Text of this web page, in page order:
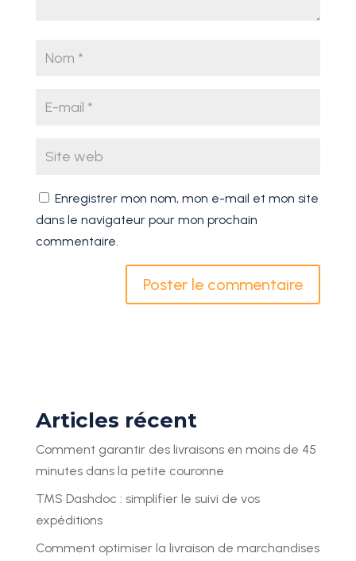
Enregistrer mon nom, mon e-mail et mon site
dans le navigateur pour mon prochain
commentaire.
Articles récent
Comment garantir des livraisons en moins de 45
minutes dans la petite couronne
TMS Dashdoc : simplifier le suivi de vos
expéditions
Comment optimiser la livraison de marchandises